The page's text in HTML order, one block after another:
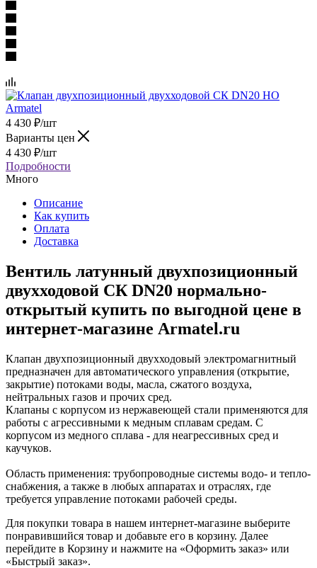
4 430 ₽/шт
Варианты цен
4 430 ₽/шт
Подробности
Много
Описание
Как купить
Оплата
Доставка
Вентиль латунный двухпозиционный
двухходовой СК DN20 нормально-
открытый купить по выгодной цене в
интернет-магазине Armatel.ru
Клапан двухпозиционный двухходовый электромагнитный
предназначен для автоматического управления (открытие,
закрытие) потоками воды, масла, сжатого воздуха,
нейтральных газов и прочих сред.
Клапаны с корпусом из нержавеющей стали применяются для
работы с агрессивными к медным сплавам средам. С
корпусом из медного сплава - для неагрессивных сред и
каучуков.
Область применения: трубопроводные системы водо- и тепло-
снабжения, а также в любых аппаратах и отраслях, где
требуется управление потоками рабочей среды.
Для покупки товара в нашем интернет-магазине выберите
понравившийся товар и добавьте его в корзину. Далее
перейдите в Корзину и нажмите на «Оформить заказ» или
«Быстрый заказ».